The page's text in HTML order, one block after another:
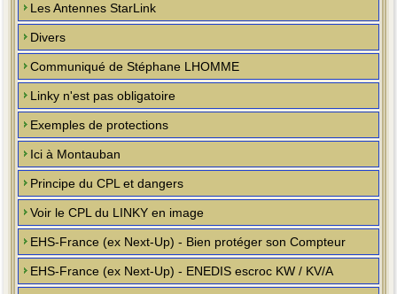
Les Antennes StarLink
Divers
Communiqué de Stéphane LHOMME
Linky n'est pas obligatoire
Exemples de protections
Ici à Montauban
Principe du CPL et dangers
Voir le CPL du LINKY en image
EHS-France (ex Next-Up) - Bien protéger son Compteur
EHS-France (ex Next-Up) - ENEDIS escroc KW / KV/A